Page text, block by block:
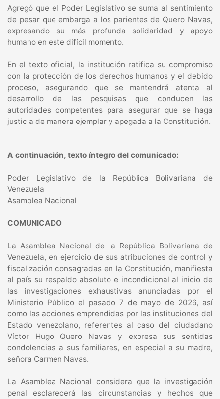
Agregó que el Poder Legislativo se suma al sentimiento
de pesar que embarga a los parientes de Quero Navas,
expresando su más profunda solidaridad y apoyo
humano en este difícil momento.
En el texto oficial, la institución ratifica su compromiso
con la protección de los derechos humanos y el debido
proceso, asegurando que se mantendrá atenta al
desarrollo de las pesquisas que conducen las
autoridades competentes para asegurar que se haga
justicia de manera ejemplar y apegada a la Constitución.
A continuación, texto íntegro del comunicado:
Poder Legislativo de la República Bolivariana de
Venezuela
Asamblea Nacional
COMUNICADO
La Asamblea Nacional de la República Bolivariana de
Venezuela, en ejercicio de sus atribuciones de control y
fiscalización consagradas en la Constitución, manifiesta
al país su respaldo absoluto e incondicional al inicio de
las investigaciones exhaustivas anunciadas por el
Ministerio Público el pasado 7 de mayo de 2026, así
como las acciones emprendidas por las instituciones del
Estado venezolano, referentes al caso del ciudadano
Víctor Hugo Quero Navas y expresa sus sentidas
condolencias a sus familiares, en especial a su madre,
señora Carmen Navas.
La Asamblea Nacional considera que la investigación
penal esclarecerá las circunstancias y hechos que